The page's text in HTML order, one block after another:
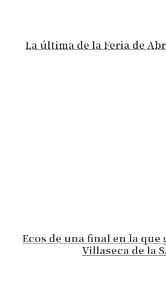
La última de la Feria de
Ecos de una final en la que
Villaseca de la